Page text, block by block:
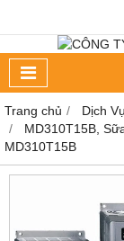
Trang chủ
Dịch
MD310T15B,
MD310T15B